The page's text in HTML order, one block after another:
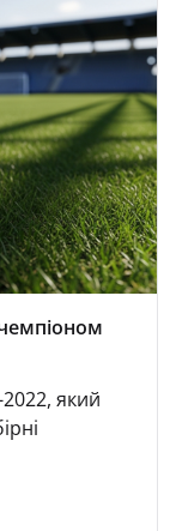
2022, який